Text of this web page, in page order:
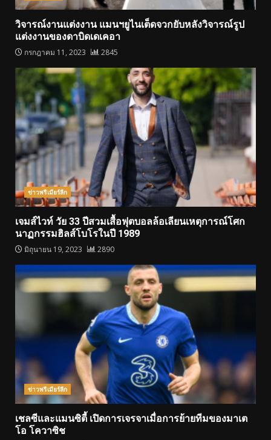
วิจารณ์งานแต่งงาน แมนฯยูไนเต็ดจวกยับหลังวิจารณ์รูป
แต่งงานของดาบิดเดเคอา
กรกฎาคม 11, 2023 2845
ข่าวพรีเมียร์ลีก
เจมส์ไวท์ วัย 33 ปีสวมเสื้อฟุตบอลล้อเลียนเหตุการณ์โศก
นาฏกรรมฮิลส์โบโรในปี 1989
มิถุนายน 19, 2023 2890
ข่าวพรีเมียร์ลีก
เชลซีและแมนซิตี้ เปิดการเจรจาเมื่อการย้ายทีมของมาเต
โอ โควาซิช